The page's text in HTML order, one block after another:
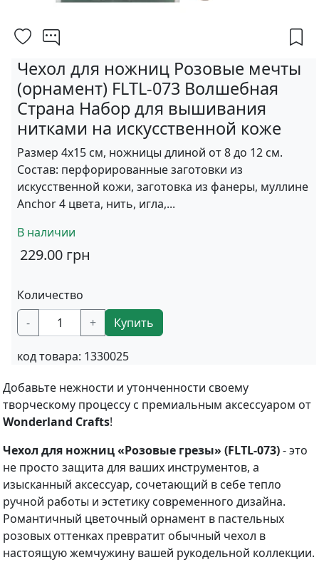
Чехол для ножниц Розовые мечты
(орнамент) FLTL-073 Волшебная
Страна Набор для вышивания
нитками на искусственной коже
Размер 4х15 см, ножницы длиной от 8 до 12 см.
Состав: перфорированные заготовки из
искусственной кожи, заготовка из фанеры, муллине
Anchor 4 цвета, нить, игла,...
В наличии
229.00 грн
Количество
-
+ Купить
код товара: 1330025
Добавьте нежности и утонченности своему
творческому процессу с премиальным аксессуаром от
Wonderland Crafts!
Чехол для ножниц «Розовые грезы» (FLTL-073)- это
не просто защита для ваших инструментов, а
изысканный аксессуар, сочетающий в себе тепло
ручной работы и эстетику современного дизайна.
Романтичный цветочный орнамент в пастельных
розовых оттенках превратит обычный чехол в
настоящую жемчужину вашей рукодельной коллекции.